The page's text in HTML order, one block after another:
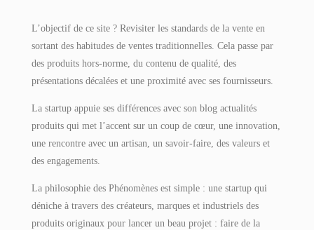
L’objectif de ce site ? Revisiter les standards de la vente en
sortant des habitudes de ventes traditionnelles. Cela passe par
des produits hors-norme, du contenu de qualité, des
présentations décalées et une proximité avec ses fournisseurs.
La startup appuie ses différences avec son blog actualités
produits qui met l’accent sur un coup de cœur, une innovation,
une rencontre avec un artisan, un savoir-faire, des valeurs et
des engagements.
La philosophie des Phénomènes est simple : une startup qui
déniche à travers des créateurs, marques et industriels des
produits originaux pour lancer un beau projet : faire de la